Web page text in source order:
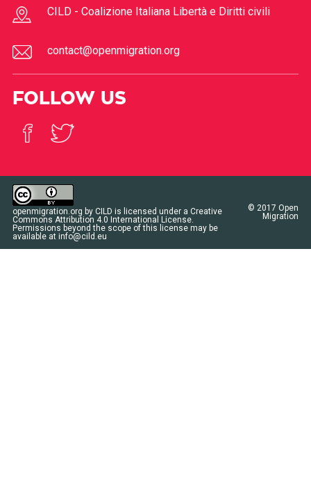
CILD - Coalizione Italiana Libertà e Diritti civili
contact@openmigration.org
FOLLOW US
openmigration.org by CILD is licensed under a Creative
Commons Attribution 4.0 International License.
Permissions beyond the scope of this license may be
available at info@cild.eu
© 2017 Open
Migration